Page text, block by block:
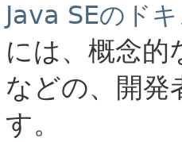
Java SEのド
には、概念的
などの、開発
す。